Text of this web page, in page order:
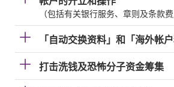
（包括有关银行服务、章则及条款
「自动交换资料」和「海外帐
打击洗钱及恐怖分子资金筹集